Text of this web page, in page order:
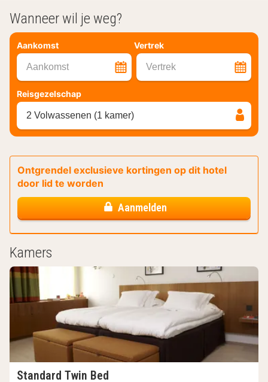
Wanneer wil je weg?
Aankomst Vertrek
Aankomst Vertrek
Reisgezelschap
2 Volwassenen (1 kamer)
Ontgrendel exclusieve kortingen op dit hotel
door lid te worden
Aanmelden
Kamers
Standard Twin Bed